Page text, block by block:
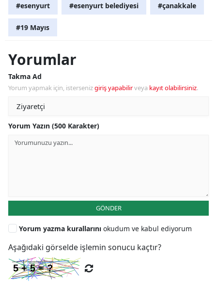
#esenyurt #esenyurt belediyesi #çanakkale
#19 Mayıs
Yorumlar
Takma Ad
Yorum yapmak için, istersenizgiriş yapabilirveya kayıt olabilirsiniz.
Yorum Yazın (500 Karakter)
GÖNDER
Yorum yazma kurallarını okudum ve kabul ediyorum
Aşağıdaki görselde işlemin sonucu kaçtır?